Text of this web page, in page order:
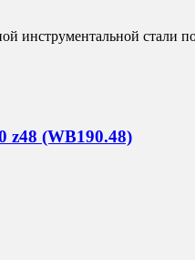
инструментальной стали
z48 (WB190.48)